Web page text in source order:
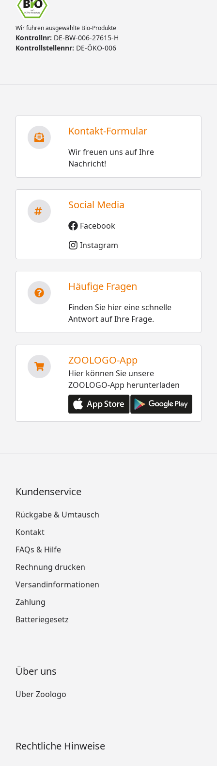
Wir führen ausgewählte Bio-Produkte
Kontrollnr: DE-BW-006-27615-H
Kontrollstellennr: DE-ÖKO-006
Kontakt-Formular
Wir freuen uns auf Ihre
Nachricht!
Social Media
Facebook
Instagram
Häufige Fragen
Finden Sie hier eine schnelle
Antwort auf Ihre Frage.
ZOOLOGO-App
Hier können Sie unsere
ZOOLOGO-App herunterladen
Kundenservice
Rückgabe & Umtausch
Kontakt
FAQs & Hilfe
Rechnung drucken
Versandinformationen
Zahlung
Batteriegesetz
Über uns
Über Zoologo
Rechtliche Hinweise